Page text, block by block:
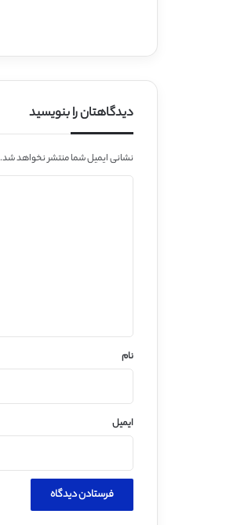
دیدگاهتان را بنویسید
نشانی ایمیل شما منتشر نخواهد شد.
نام
ایمیل